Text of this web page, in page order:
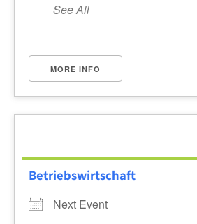
See All
MORE INFO
Betriebswirtschaft
Next Event